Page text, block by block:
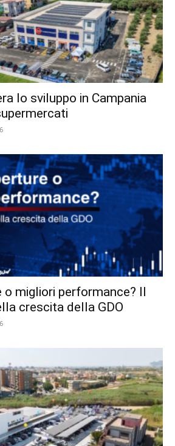
lo sviluppo in Campania
o migliori performance? Il
crescita della GDO